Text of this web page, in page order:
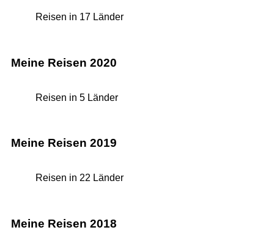
Reisen in 17 Länder
Meine Reisen 2020
Reisen in 5 Länder
Meine Reisen 2019
Reisen in 22 Länder
Meine Reisen 2018